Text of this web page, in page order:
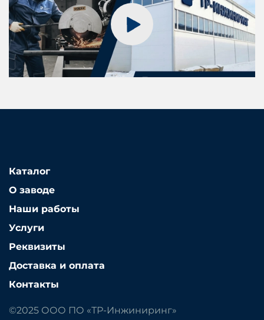
Каталог
О заводе
Наши работы
Услуги
Реквизиты
Доставка и оплата
Контакты
©2025 ООО ПО «ТР-Инжиниринг»